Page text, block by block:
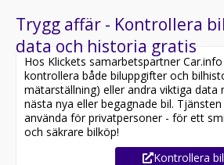
https://www.riddermarkbil.se/
Övrig information om bilen:
Vid blandad körning är förbrukning
Besiktigad till och med 2027-06-30
Möjlighet till 12-60 månaders
Servicehistorik:
2017-08-18 - 1296 mil
Trygg affär - Kontrollera
data och historia gratis
Hos Klickets samarbetspartner
kontrollera både biluppgifter och
mätarställning) eller andra viktiga data
nästa nya eller begagnade bil.
använda för privatpersoner - för ett
och säkrare bilköp!
Kontrollera